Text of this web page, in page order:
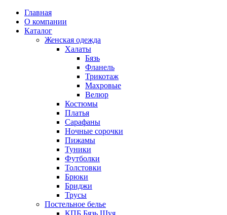
Главная
О компании
Каталог
Женская одежда
Халаты
Бязь
Фланель
Трикотаж
Махровые
Велюр
Костюмы
Платья
Сарафаны
Ночные сорочки
Пижамы
Туники
Футболки
Толстовки
Брюки
Бриджи
Трусы
Постельное белье
КПБ Бязь Шуя